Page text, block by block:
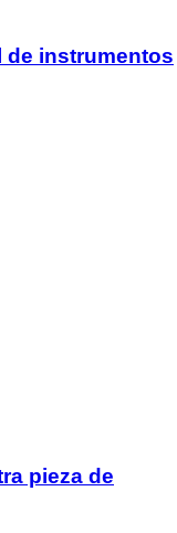
de instrumentos
pieza de